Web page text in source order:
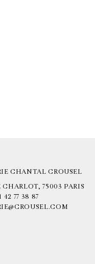
CHANTAL CROUSEL
CHARLOT, 75003 PARIS
42 77 38 87